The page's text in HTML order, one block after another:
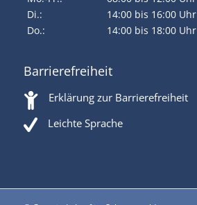
Di.:
14:00 bis 16:00 Uhr
Do.:
14:00 bis 18:00 Uhr
Barrierefreiheit
Erklärung zur Barrierefreiheit
Leichte Sprache